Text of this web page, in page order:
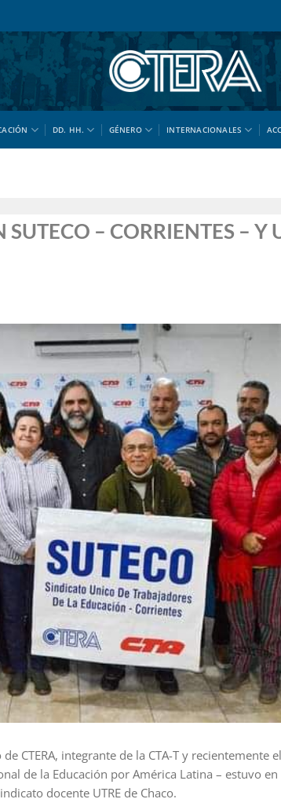
DD. HH. GÉNERO INTERNACIONALES
– CORRIENTES – Y
CTERA, integrante de la CTA-T y recientemente
de la Educación por América Latina – estuvo
docente UTRE de Chaco.